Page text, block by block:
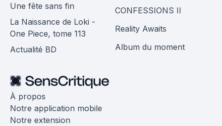
Une fête sans fin
La Naissance de Loki -
One Piece, tome 113
Actualité BD
CONFESSIONS II
Reality Awaits
Album du moment
À propos
Notre application mobile
Notre extension